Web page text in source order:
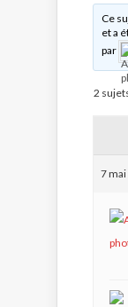
Ce
et a
par
2
7 mai